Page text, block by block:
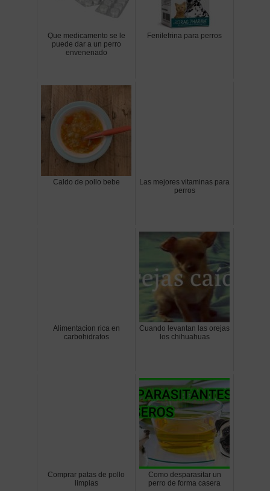
Que medicamento se le
puede dar a un perro
envenenado
Fenilefrina para perros
Caldo de pollo bebe
Las mejores vitaminas para
perros
Alimentacion rica en
carbohidratos
Cuando levantan las orejas
los chihuahuas
Comprar patas de pollo
limpias
Como desparasitar un
perro de forma casera